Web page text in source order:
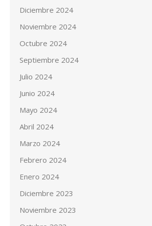
Diciembre 2024
Noviembre 2024
Octubre 2024
Septiembre 2024
Julio 2024
Junio 2024
Mayo 2024
Abril 2024
Marzo 2024
Febrero 2024
Enero 2024
Diciembre 2023
Noviembre 2023